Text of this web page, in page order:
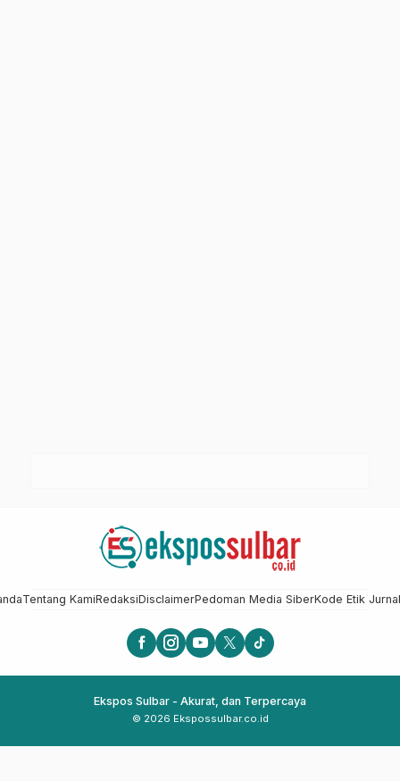
Tentang KamiRedaksiDisclaimerPedoman Media SiberKode Etik
Ekspos Sulbar - Akurat, dan Terpercaya
© 2026 Ekspossulbar.co.id